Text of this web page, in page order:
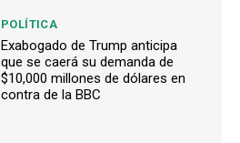
POLÍTICA
Exabogado de Trump anticipa
que se caerá su demanda de
$10,000 millones de dólares en
contra de la BBC